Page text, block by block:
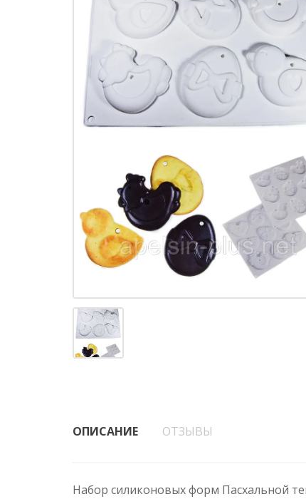
ОПИСАНИЕ ОТЗЫВЫ
Набор силиконовых форм Пасхальной